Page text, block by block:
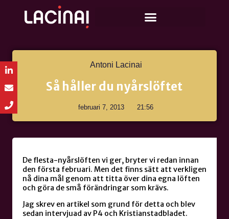
Antoni Lacinai
Så håller du nyårslöftet
februari 7, 2013 21:56
De flesta-nyårslöften vi ger, bryter vi redan innan
den första februari. Men det finns sätt att verkligen
nå dina mål genom att titta över dina egna löften
och göra de små förändringar som krävs.
Jag skrev en artikel som grund för detta och blev
sedan intervjuad av P4 och Kristianstadbladet.